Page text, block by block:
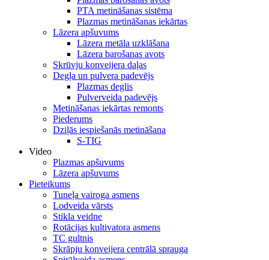
PTA metināšanas sistēma
Plazmas metināšanas iekārtas
Lāzera apšuvums
Lāzera metāla uzklāšana
Lāzera barošanas avots
Skrūvju konveijera daļas
Degļa un pulvera padevējs
Plazmas deglis
Pulverveida padevējs
Metināšanas iekārtas remonts
Piederums
Dziļās iespiešanās metināšana
S-TIG
Video
Plazmas apšuvums
Lāzera apšuvums
Pieteikums
Tuneļa vairoga asmens
Lodveida vārsts
Stikla veidne
Rotācijas kultivatora asmens
TC gultnis
Skrāpju konveijera centrālā sprauga